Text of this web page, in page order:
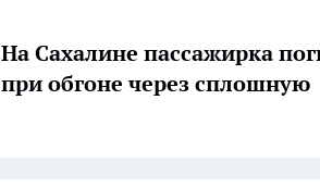
На Сахалине пассажирка
при обгоне через сплошную